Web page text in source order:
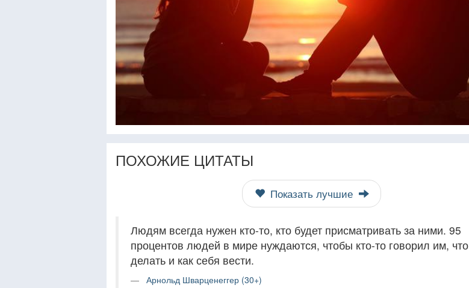
ПОХОЖИЕ ЦИТАТЫ
Показать лучшие
Людям всегда нужен кто-то, кто будет присматривать за ними. 95
процентов людей в мире нуждаются, чтобы кто-то говорил им, что
делать и как себя вести.
Арнольд Шварценеггер (30+)